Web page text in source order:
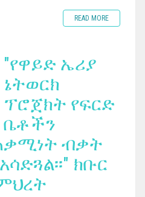
READ MORE
"የዋይድ ኤሪያ
ኔትወርክ
ፕሮጀክት የፍርድ
ቤቶችን
ብቃት
ክቡር